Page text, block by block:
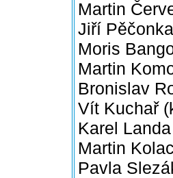
Martin
Jiří Pěčonka
Moris
Martin
Bronislav
Vít Kuchař
Karel Landa
Martin
Pavla